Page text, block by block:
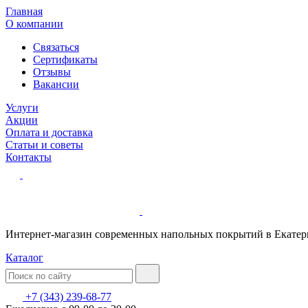
Главная
О компании
Связаться
Сертификаты
Отзывы
Вакансии
Услуги
Акции
Оплата и доставка
Статьи и советы
Контакты
Интернет-магазин современных напольных покрытий в
Каталог
+7 (343) 239-68-77